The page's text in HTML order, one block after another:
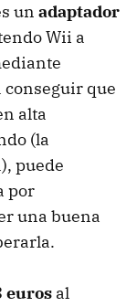
un adaptador
Wii a
conseguir que
alta
(la
puede
por
una buena
euros al